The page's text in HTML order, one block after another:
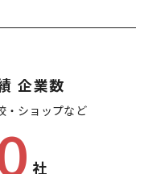
企業数
・ショップなど
社